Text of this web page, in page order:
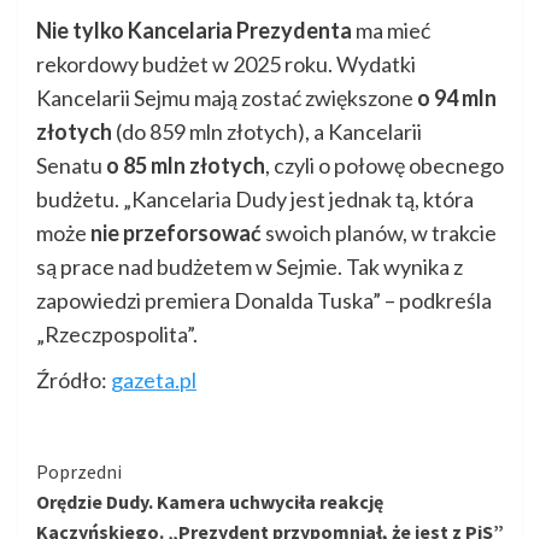
Nie tylko Kancelaria Prezydenta ma mieć
rekordowy budżet w 2025 roku. Wydatki
Kancelarii Sejmu mają zostać zwiększone o 94 mln
złotych (do 859 mln złotych), a Kancelarii
Senatu o 85 mln złotych, czyli o połowę obecnego
budżetu. „Kancelaria Dudy jest jednak tą, która
może nie przeforsowaćswoich planów, w trakcie
są prace nad budżetem w Sejmie. Tak wynika z
zapowiedzi premiera Donalda Tuska” – podkreśla
„Rzeczpospolita”.
Źródło: gazeta.pl
Kontynuuj
czytanie
Poprzedni
Orędzie Dudy. Kamera uchwyciła reakcję
Kaczyńskiego. „Prezydent przypomniał, że jest z PiS”